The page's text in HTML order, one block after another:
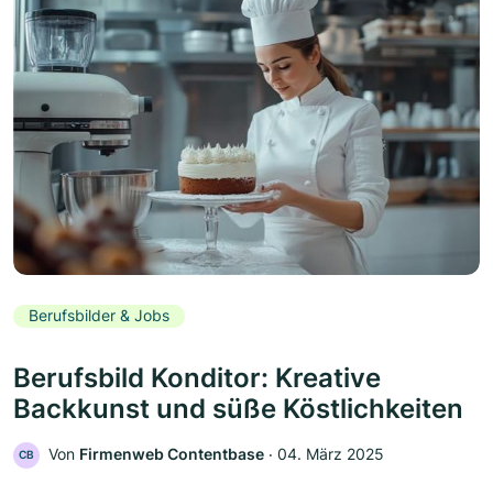
Berufsbilder & Jobs
Berufsbild Konditor: Kreative
Backkunst und süße Köstlichkeiten
CB Von Firmenweb Contentbase ‧ 04. März 2025